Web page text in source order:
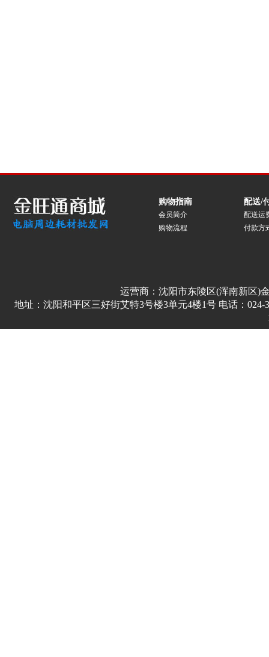
购物指南
会员简介
购物流程
配送/
配送运
付款方
运营商：沈阳市东陵区(浑南新区)
地址：沈阳和平区三好街艾特3号楼3单元4楼1号 电话：024-